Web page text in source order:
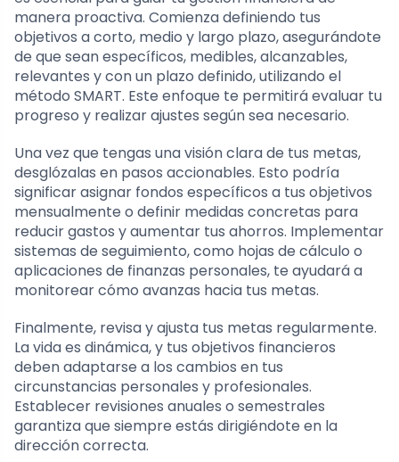
manera proactiva. Comienza definiendo tus
objetivos a corto, medio y largo plazo, asegurándote
de que sean específicos, medibles, alcanzables,
relevantes y con un plazo definido, utilizando el
método SMART. Este enfoque te permitirá evaluar tu
progreso y realizar ajustes según sea necesario.
Una vez que tengas una visión clara de tus metas,
desglózalas en pasos accionables. Esto podría
significar asignar fondos específicos a tus objetivos
mensualmente o definir medidas concretas para
reducir gastos y aumentar tus ahorros. Implementar
sistemas de seguimiento, como hojas de cálculo o
aplicaciones de finanzas personales, te ayudará a
monitorear cómo avanzas hacia tus metas.
Finalmente, revisa y ajusta tus metas regularmente.
La vida es dinámica, y tus objetivos financieros
deben adaptarse a los cambios en tus
circunstancias personales y profesionales.
Establecer revisiones anuales o semestrales
garantiza que siempre estás dirigiéndote en la
dirección correcta.